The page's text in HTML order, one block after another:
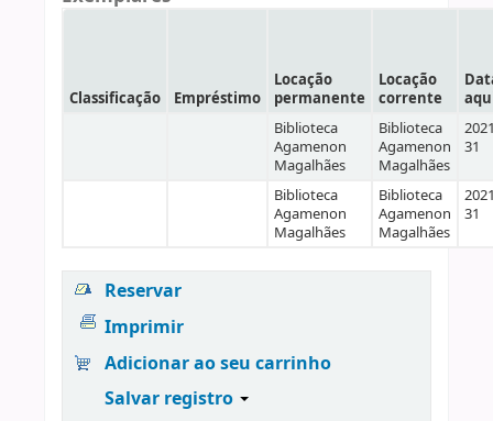
Classificação Empréstimo
Locação
permanente
Locação
corrente
Biblioteca
Agamenon
Magalhães
Biblioteca
Agamenon
Magalhães
31
Biblioteca
Agamenon
Magalhães
Biblioteca
Agamenon
Magalhães
31
Reservar
Imprimir
Adicionar ao seu carrinho
Salvar registro